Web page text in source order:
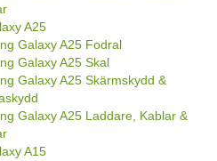
A25
Galaxy A25 Fodral
Galaxy A25 Skal
Galaxy A25 Skärmskydd &
Galaxy A25 Laddare, Kablar &
A15